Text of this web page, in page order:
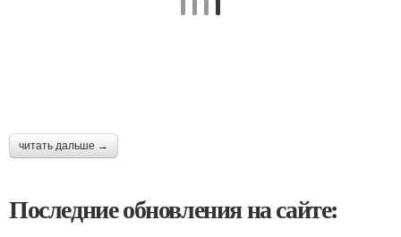
читать дальше →
Последние обновления на сайте: